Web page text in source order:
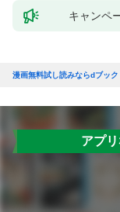
キャンペ
漫画無料試し読みならdブック
アプ